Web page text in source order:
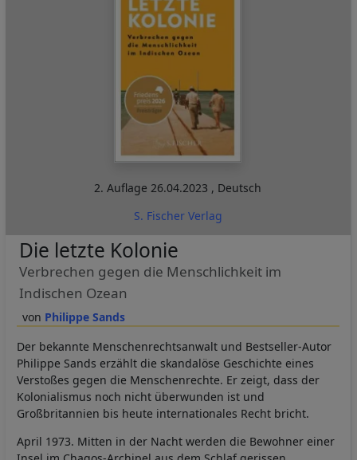
2. Auflage26.04.2023 , Deutsch
S. Fischer Verlag
Philippe Sands
Die letzte Kolonie
Verbrechen gegen die Menschlichkeit im
Indischen Ozean
Der bekannte Menschenrechtsanwalt und Bestseller-Autor
Philippe Sands erzählt die skandalöse Geschichte eines
Verstoßes gegen die Menschenrechte. Er zeigt, dass der
Kolonialismus noch nicht überwunden ist und
Großbritannien bis heute internationales Recht bricht.
April 1973. Mitten in der Nacht werden die Bewohner einer